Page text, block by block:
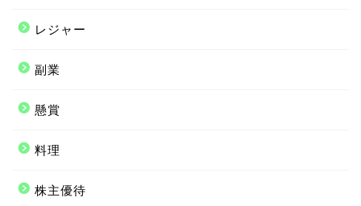
レジャー
副業
懸賞
料理
株主優待